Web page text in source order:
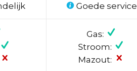
Goede service
Gas:
Stroom:
Mazout: